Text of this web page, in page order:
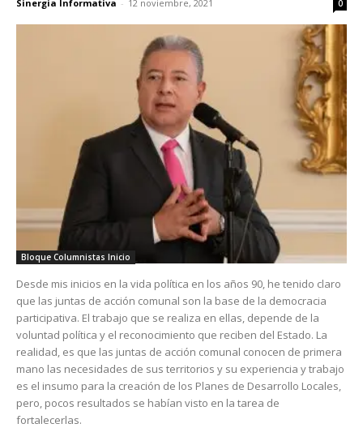
Sinergia Informativa - 12 noviembre, 2021 0
Bloque Columnistas Inicio
Desde mis inicios en la vida política en los años 90, he tenido claro
que las juntas de acción comunal son la base de la democracia
participativa. El trabajo que se realiza en ellas, depende de la
voluntad política y el reconocimiento que reciben del Estado. La
realidad, es que las juntas de acción comunal conocen de primera
mano las necesidades de sus territorios y su experiencia y trabajo
es el insumo para la creación de los Planes de Desarrollo Locales,
pero, pocos resultados se habían visto en la tarea de
fortalecerlas.